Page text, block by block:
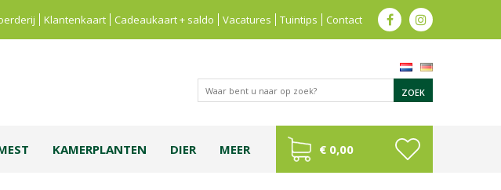
Klantenkaart Cadeaukaart + saldo Vacatures Tuintips Contact
KAMERPLANTEN DIER MEER € 0,00